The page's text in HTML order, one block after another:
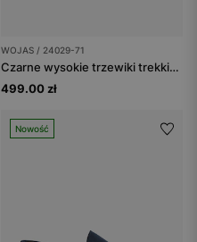
WOJAS / 24029-71
Czarne wysokie trzewiki trekkingowe
499.00 zł
Nowość